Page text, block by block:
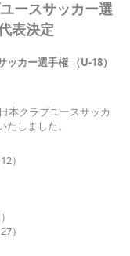
ースサッカー選
表決定
ッカー選手権 （U-18）
本クラブユースサッカ
しました。
）
）